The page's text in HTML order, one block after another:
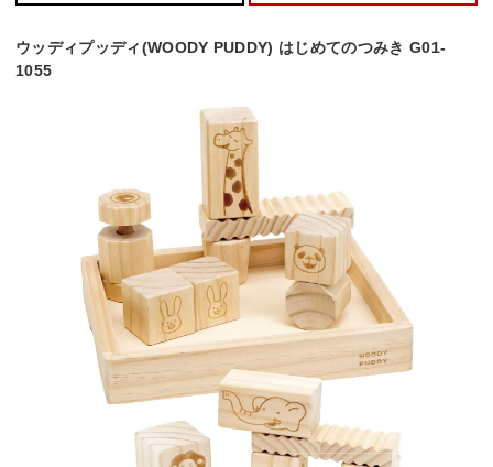
ウッディプッディ(WOODY PUDDY) はじめてのつみき G01-
1055